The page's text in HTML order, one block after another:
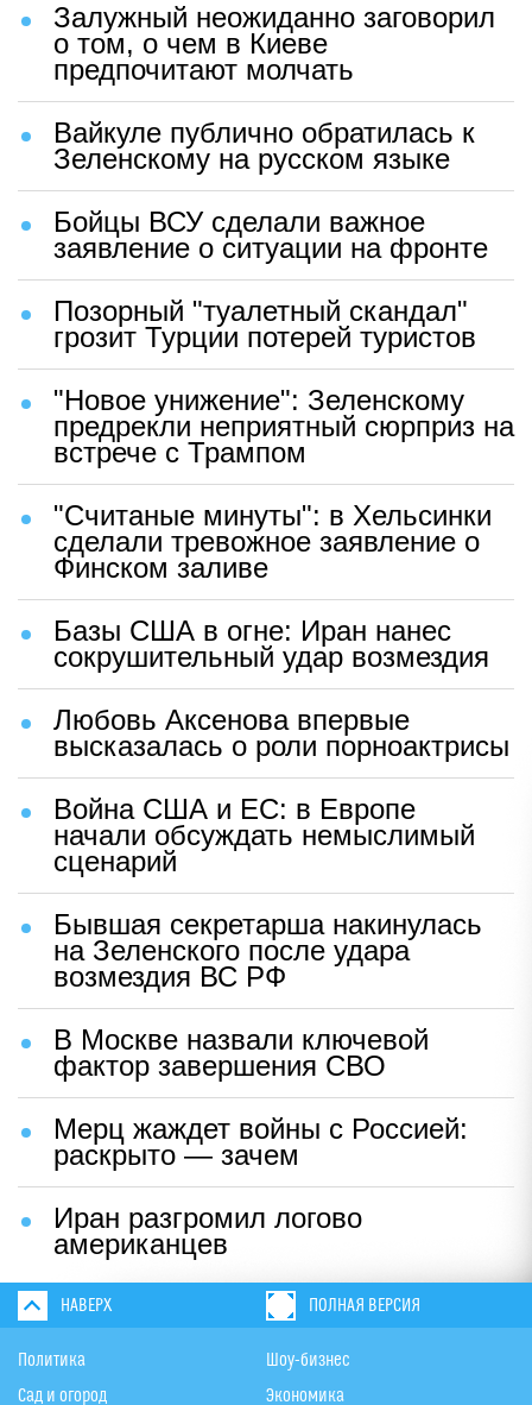
Залужный неожиданно заговорил
о том, о чем в Киеве
предпочитают молчать
Вайкуле публично обратилась к
Зеленскому на русском языке
Бойцы ВСУ сделали важное
заявление о ситуации на фронте
Позорный "туалетный скандал"
грозит Турции потерей туристов
"Новое унижение": Зеленскому
предрекли неприятный сюрприз на
встрече с Трампом
"Считаные минуты": в Хельсинки
сделали тревожное заявление о
Финском заливе
Базы США в огне: Иран нанес
сокрушительный удар возмездия
Любовь Аксенова впервые
высказалась о роли порноактрисы
Война США и ЕС: в Европе
начали обсуждать немыслимый
сценарий
Бывшая секретарша накинулась
на Зеленского после удара
возмездия ВС РФ
В Москве назвали ключевой
фактор завершения СВО
Мерц жаждет войны с Россией:
раскрыто — зачем
Иран разгромил логово
американцев
НАВЕРХ ПОЛНАЯ ВЕРСИЯ
Политика
Сад и огород
Шоу-бизнес
Экономика